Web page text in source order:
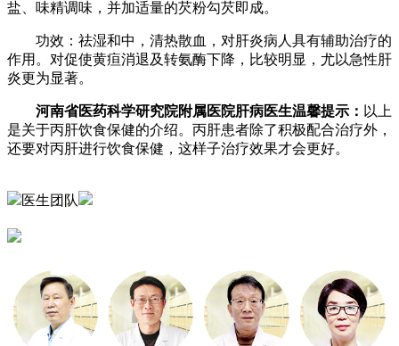
盐、味精调味，并加适量的芡粉勾芡即成。
功效：祛湿和中，清热散血，对肝炎病人具有辅助治疗的
作用。对促使黄疸消退及转氨酶下降，比较明显，尤以急性肝
炎更为显著。
河南省医药科学研究院附属医院肝病医生温馨提示： 以上
是关于丙肝饮食保健的介绍。丙肝患者除了积极配合治疗外，
还要对丙肝进行饮食保健，这样子治疗效果才会更好。
医生团队